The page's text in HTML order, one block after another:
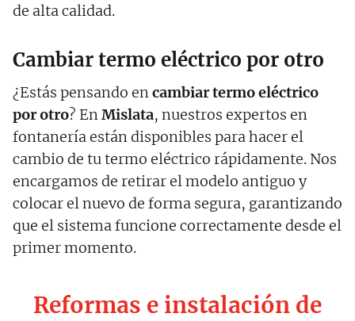
de alta calidad.
Cambiar termo eléctrico por otro
¿Estás pensando encambiar termo eléctrico
por otro? EnMislata, nuestros expertos en
fontanería están disponibles para hacer el
cambio de tu termo eléctrico rápidamente. Nos
encargamos de retirar el modelo antiguo y
colocar el nuevo de forma segura, garantizando
que el sistema funcione correctamente desde el
primer momento.
Reformas e instalación de